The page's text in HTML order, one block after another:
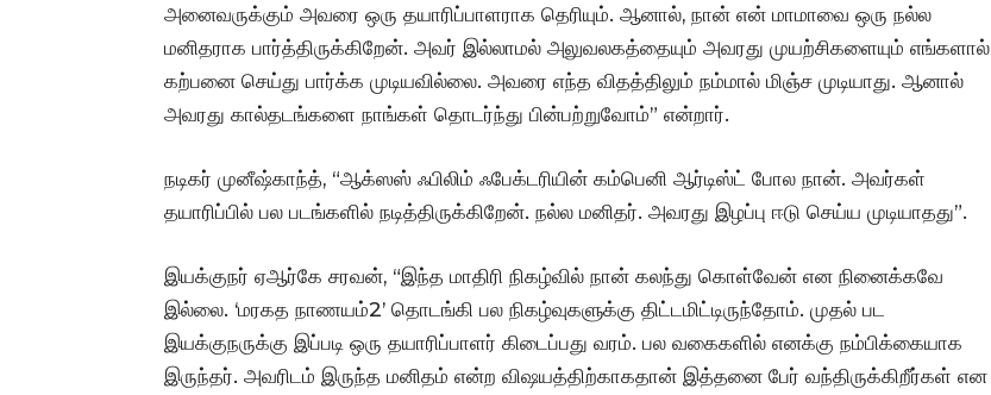
அனைவருக்கும் அவரை ஒரு தயாரிப்பாளராக தெரியும். ஆனால், நான் என் மாமாவை ஒரு நல்ல
மனிதராக பார்த்திருக்கிறேன். அவர் இல்லாமல் அலுவலகத்தையும் அவரது முயற்சிகளையும் எங்களால்
கற்பனை செய்து பார்க்க முடியவில்லை. அவரை எந்த விதத்திலும் நம்மால் மிஞ்ச முடியாது. ஆனால்
அவரது கால்தடங்களை நாங்கள் தொடர்ந்து பின்பற்றுவோம்” என்றார்.
நடிகர் முனீஷ்காந்த், “ஆக்ஸஸ் ஃபிலிம் ஃபேக்டரியின் கம்பெனி ஆர்டிஸ்ட் போல நான். அவர்கள்
தயாரிப்பில் பல படங்களில் நடித்திருக்கிறேன். நல்ல மனிதர். அவரது இழப்பு ஈடு செய்ய முடியாதது”.
இயக்குநர் ஏஆர்கே சரவன், “இந்த மாதிரி நிகழ்வில் நான் கலந்து கொள்வேன் என நினைக்கவே
இல்லை. ‘மரகத நாணயம்2’ தொடங்கி பல நிகழ்வுகளுக்கு திட்டமிட்டிருந்தோம். முதல் பட
இயக்குநருக்கு இப்படி ஒரு தயாரிப்பாளர் கிடைப்பது வரம். பல வகைகளில் எனக்கு நம்பிக்கையாக
இருந்தர். அவரிடம் இருந்த மனிதம் என்ற விஷயத்திற்காகதான் இத்தனை பேர் வந்திருக்கிறீர்கள் என